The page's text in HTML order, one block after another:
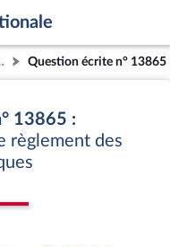
Question écrite n° 13865
13865 :
règlement des